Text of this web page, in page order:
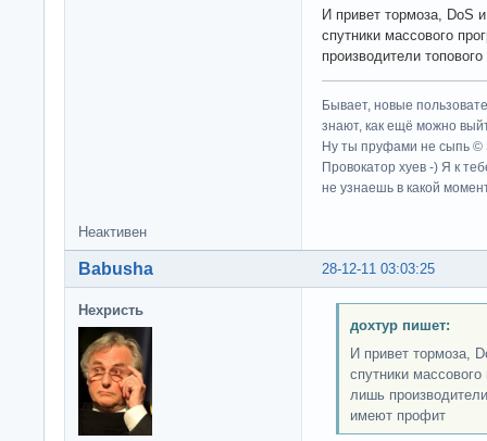
И привет тормоза, DoS
спутники массового
производители
Бывает, новые
знают, как ещё можно
Ну ты пруфами не сыпь ©
Провокатор хуев -) Я к
не узнаешь в какой
Неактивен
28-12-11 03:03:25
Babusha
Нехристь
дохтур пишет:
И привет тормоза,
спутники
лишь
имеют профит